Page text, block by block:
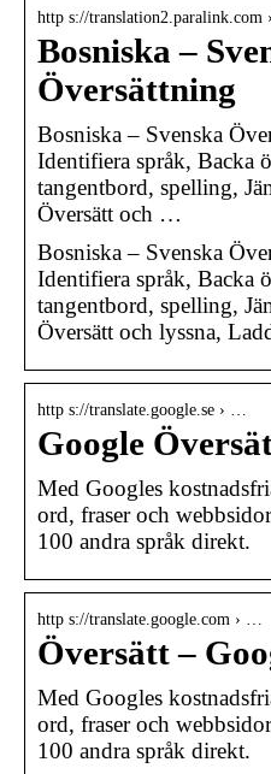
http s://translation2.paralink.com
Bosniska –
Översättning
Bosniska – Svenska
Identifiera språk, Backa
tangentbord, spelling,
Översätt och …
Bosniska – Svenska
Identifiera språk, Backa
tangentbord, spelling,
Översätt och lyssna,
http s://translate.google.se › …
Google
Med Googles
ord, fraser och
100 andra språk direkt.
http s://translate.google.com › …
Översätt –
Med Googles
ord, fraser och
100 andra språk direkt.